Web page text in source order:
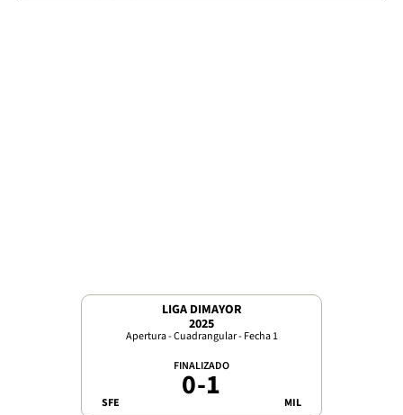
LIGA DIMAYOR
2025
Apertura - Cuadrangular - Fecha 1
SFE
FINALIZADO
0-1 MIL